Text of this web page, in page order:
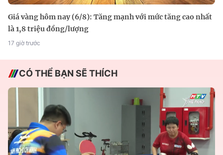
Giá vàng hôm nay (6/8): Tăng mạnh với mức tăng cao nhất
là 1,8 triệu đồng/lượng
17 giờ trước
CÓ THỂ BẠN SẼ THÍCH